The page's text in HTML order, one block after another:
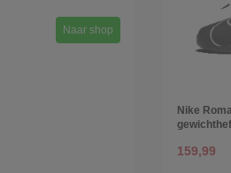
Naar shop
Nike
159,99